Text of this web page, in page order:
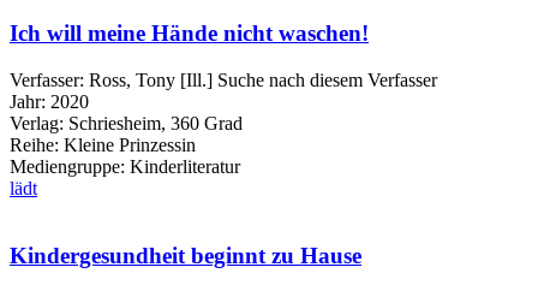
Ich will meine Hände nicht waschen!
Verfasser: Ross, Tony [Ill.] Suche nach diesem Verfasser
Jahr: 2020
Verlag: Schriesheim, 360 Grad
Reihe: Kleine Prinzessin
Mediengruppe: Kinderliteratur
lädt
Kindergesundheit beginnt zu Hause